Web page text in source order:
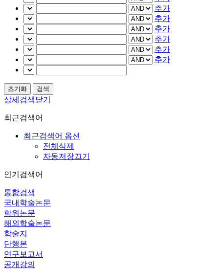
추가
추가
추가
추가
추가
추가
상세검색닫기
최근검색어
최근검색어 옵션
전체삭제
자동저장끄기
인기검색어
통합검색
국내학술논문
학위논문
해외학술논문
학술지
단행본
연구보고서
공개강의